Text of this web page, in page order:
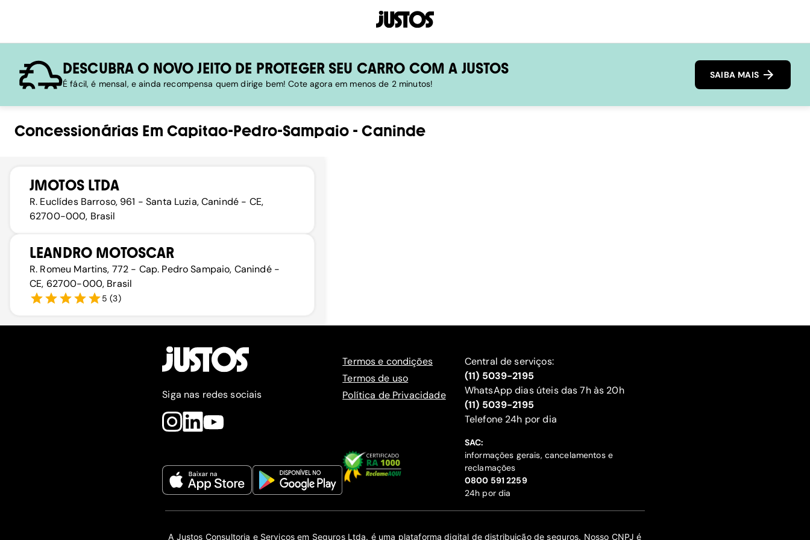
DESCUBRA O NOVO JEITO DE PROTEGER SEU CARRO COM A JUSTOS
É fácil, é mensal, e ainda recompensa quem dirige bem! Cote agora em menos de 2 minutos!
SAIBA MAIS
Concessionárias Em Capitao-Pedro-Sampaio -Caninde
JMOTOS LTDA
R. Euclídes Barroso, 961 - Santa Luzia, Canindé - CE,
62700-000, Brasil
LEANDRO MOTOSCAR
R. Romeu Martins, 772 - Cap. Pedro Sampaio, Canindé -
CE, 62700-000, Brasil
5 (3)
Siga nas redes sociais
Termos e condições
Termos de uso
Política de Privacidade
Central de serviços:
(11) 5039-2195
WhatsApp dias úteis das 7h às 20h
(11) 5039-2195
‍Telefone 24h por dia
SAC:
informações gerais, cancelamentos e
reclamações
‍0800 591 2259
24h por dia
A Justos Consultoria e Serviços em Seguros Ltda. é uma plataforma digital de distribuição de seguros. Nosso CNPJ é